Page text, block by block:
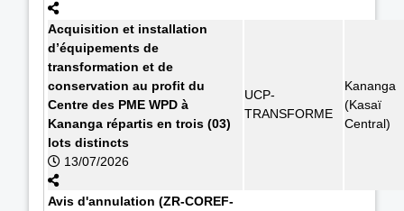
Acquisition et installation
d’équipements de
transformation et de
conservation au profit du
Centre des PME WPD à
Kananga répartis en trois (03)
lots distincts
13/07/2026
UCP-
TRANSFORME
Kananga
(Kasaï
Central)
Avis d'annulation (ZR-COREF-